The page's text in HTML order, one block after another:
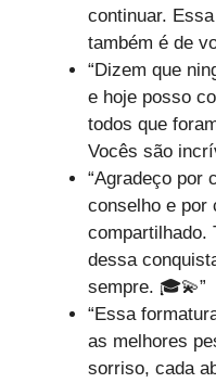
continuar.
também é de
“Dizem que
e hoje posso
todos que
Vocês são
“Agradeço por
conselho e por
compartilhado.
dessa
sempre. 🎓💫”
“Essa
as melhores
sorriso, cada